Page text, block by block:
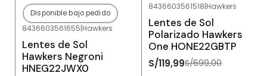
-80%OFF
Agotado
Disponible bajo pedido
8436603561655|Hawkers
Lentes de Sol
Hawkers Negroni
HNEG22JWX0
8436603561518|Hawkers
Lentes de Sol
Polarizado Hawkers
One HONE22GBTP
S/119,99S/699,00